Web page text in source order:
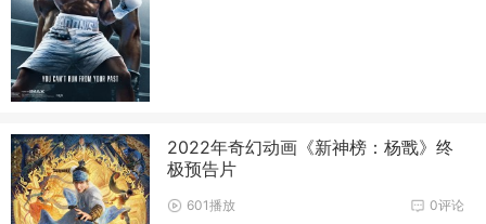
2022年奇幻动画《新神榜：杨戬》终
极预告片
0评论
601播放